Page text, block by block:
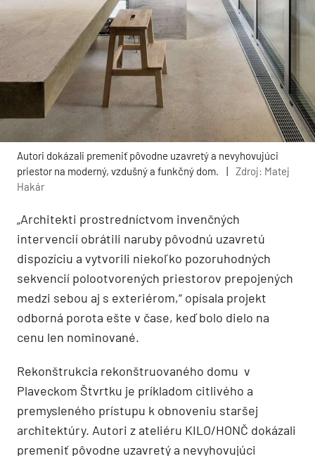
Autori dokázali premeniť pôvodne uzavretý a nevyhovujúci
priestor na moderný, vzdušný a funkčný dom.
|
Zdroj: Matej
Hakár
„Architekti prostredníctvom invenčných
intervencií obrátili naruby pôvodnú uzavretú
dispozíciu a vytvorili niekoľko pozoruhodných
sekvencií polootvorených priestorov prepojených
medzi sebou aj s exteriérom,“ opísala projekt
odborná porota ešte v čase, keď bolo dielo na
cenu len nominované.
Rekonštrukcia rekonštruovaného domu v
Plaveckom Štvrtku je príkladom citlivého a
premysleného prístupu k obnoveniu staršej
architektúry. Autori z ateliéru KILO/HONČ dokázali
premeniť pôvodne uzavretý a nevyhovujúci